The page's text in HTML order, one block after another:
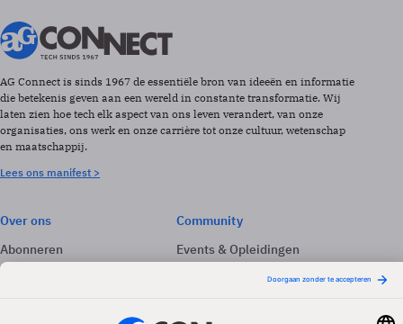
AG Connect is sinds 1967 de essentiële bron van ideeën en informatie
die betekenis geven aan een wereld in constante transformatie. Wij
laten zien hoe tech elk aspect van ons leven verandert, van onze
organisaties, ons werk en onze carrière tot onze cultuur, wetenschap
en maatschappij.
Lees ons manifest >
Over ons
Abonneren
Adverteren
Community
Events & Opleidingen